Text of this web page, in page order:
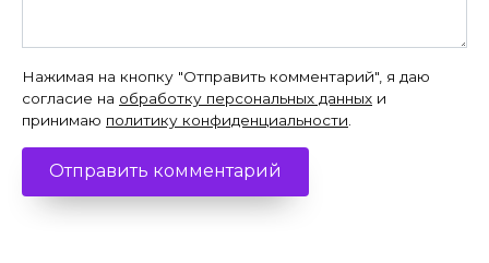
Нажимая на кнопку "Отправить комментарий", я даю
согласие на обработку персональных данных и
принимаю политику конфиденциальности